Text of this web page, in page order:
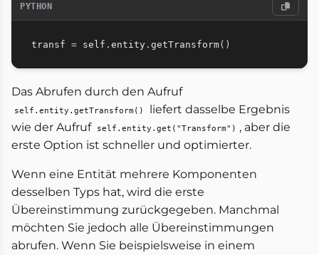
PYTHON
transf = self . entity . getTransform( )
Das Abrufen durch den Aufruf
self.entity.getTransform()
liefert dasselbe Ergebnis
wie der Aufruf self.entity.get("Transform") , aber die
erste Option ist schneller und optimierter.
Wenn eine Entität mehrere Komponenten
desselben Typs hat, wird die erste
Übereinstimmung zurückgegeben. Manchmal
möchten Sie jedoch alle Übereinstimmungen
abrufen. Wenn Sie beispielsweise in einem